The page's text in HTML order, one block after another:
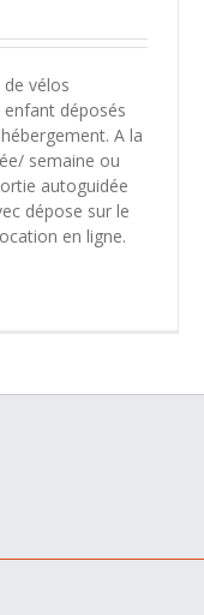
vélos
déposés
A la
semaine ou
autoguidée
dépose sur le
en ligne.